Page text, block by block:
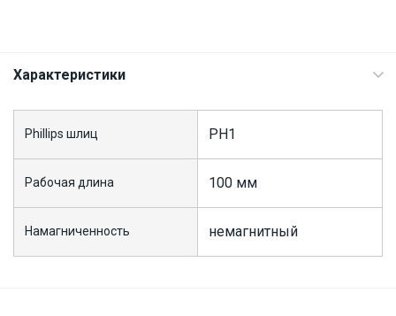
Характеристики
Phillips шлиц PH1
Рабочая длина 100 мм
Намагниченность немагнитный